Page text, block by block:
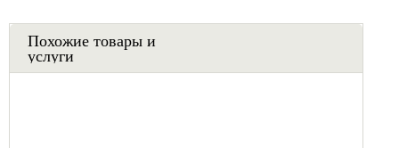
Похожие товары и
услуги